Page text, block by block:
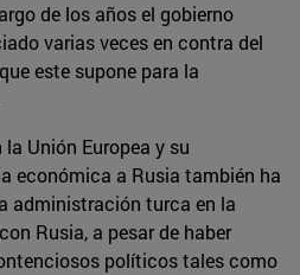
de los años el gobierno
varias veces en contra del
este supone para la
Unión Europea y su
económica a Rusia también ha
administración turca en la
Rusia, a pesar de haber
políticos tales como